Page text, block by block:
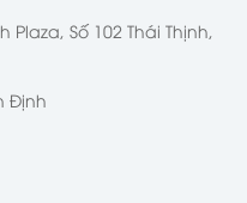
Plaza, Số 102 Thái Thịnh,
Định